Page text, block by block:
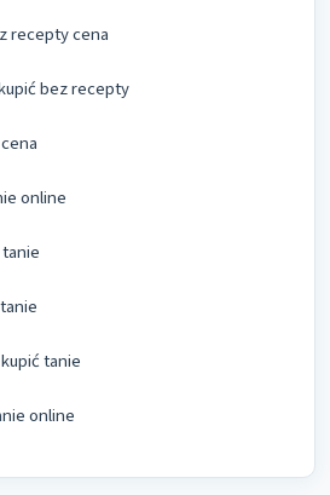
recepty cena
bez recepty
online
tanie
online